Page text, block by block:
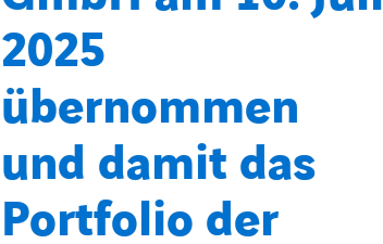
2025
übernommen
und damit das
Portfolio der